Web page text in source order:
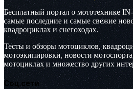
Бесплатный портал о мототехнике
самые последние и самые свежие
квадроциклах и снегоходах.
Тесты и обзоры мотоциклов,
мотоэкипировки, новости
мотоциклах и множество других
Соц.сети